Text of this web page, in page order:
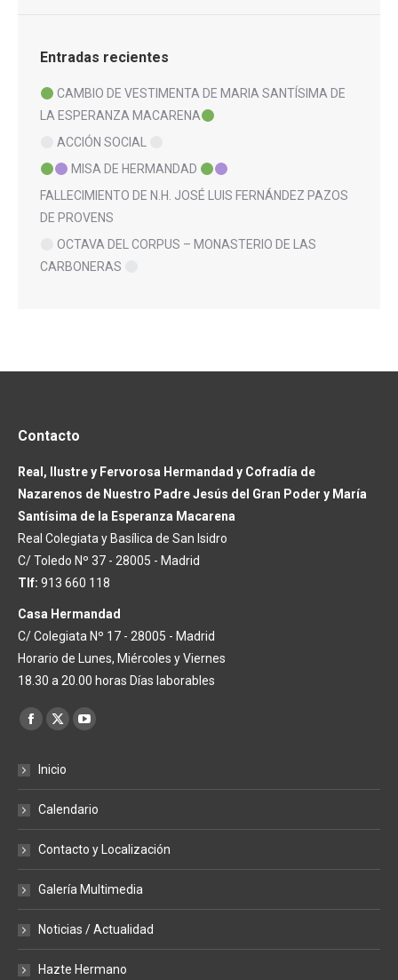
Entradas recientes
CAMBIO DE VESTIMENTA DE MARIA SANTÍSIMA DE
LA ESPERANZA MACARENA
ACCIÓN SOCIAL
MISA DE HERMANDAD
FALLECIMIENTO DE N.H. JOSÉ LUIS FERNÁNDEZ PAZOS
DE PROVENS
OCTAVA DEL CORPUS – MONASTERIO DE LAS
CARBONERAS
Contacto
Real, Ilustre y Fervorosa Hermandad y Cofradía de
Nazarenos de Nuestro Padre Jesús del Gran Poder y María
Santísima de la Esperanza Macarena
Real Colegiata y Basílica de San Isidro
C/ Toledo Nº 37 - 28005 - Madrid
Tlf: 913 660 118
Casa Hermandad
C/ Colegiata Nº 17 - 28005 - Madrid
Horario de Lunes, Miércoles y Viernes
18.30 a 20.00 horas Días laborables
Encuéntranos en:
Facebook
opens
window
X
opens
window
YouTube
window
Inicio
Calendario
Contacto y Localización
Galería Multimedia
Noticias / Actualidad
Hazte Hermano